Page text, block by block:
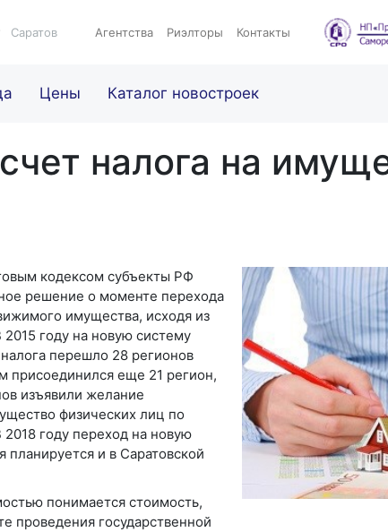
Саратов Агентства Риэлторы Контакты
Цены Каталог новостроек
налога на
кодексом субъекты РФ
решение о моменте перехода
имущества, исходя из
году на новую систему
перешло 28 регионов
присоединился еще 21 регион,
изъявили желание
физических лиц по
году переход на новую
и в Саратовской
понимается стоимость,
проведения государственной